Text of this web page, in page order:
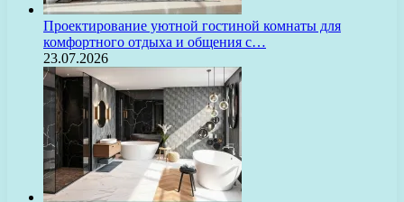
Проектирование уютной гостиной комнаты для
комфортного отдыха и общения с…
23.07.2026